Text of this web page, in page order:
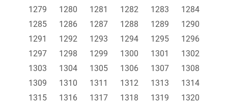
1279
1280 1281 1282 1283
1284
1285
1286 1287 1288 1289
1290
1291
1292 1293 1294 1295
1296
1297
1298 1299 1300 1301
1302
1303
1304 1305 1306 1307
1308
1309
1310 1311 1312 1313
1314
1315
1316 1317 1318 1319
1320